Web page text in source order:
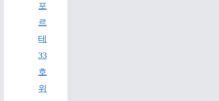
포
르
테
33
호
위